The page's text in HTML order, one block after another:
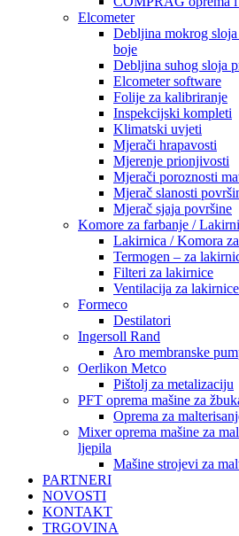
Elcometer
Debljina mokrog
boje
Debljina suhog sloja
Elcometer software
Folije za kalibriranje
Inspekcijski kompleti
Klimatski uvjeti
Mjerači hrapavosti
Mjerenje prionjivosti
Mjerači poroznosti
Mjerač slanosti
Mjerač sjaja površine
Komore za farbanje /
Lakirnica / Komora
Termogen – za
Filteri za lakirnice
Ventilacija za
Formeco
Destilatori
Ingersoll Rand
Aro membranske
Oerlikon Metco
Pištolj za metalizaciju
PFT oprema mašine za
Oprema za
Mixer oprema mašine za
ljepila
Mašine strojevi za
PARTNERI
NOVOSTI
KONTAKT
TRGOVINA